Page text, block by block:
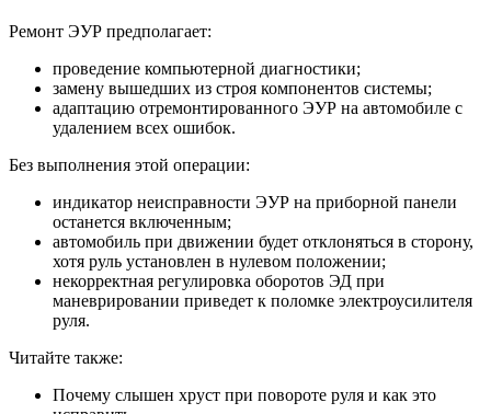
Ремонт ЭУР предполагает:
проведение компьютерной диагностики;
замену вышедших из строя компонентов системы;
адаптацию отремонтированного ЭУР на автомобиле с
удалением всех ошибок.
Без выполнения этой операции:
индикатор неисправности ЭУР на приборной панели
останется включенным;
автомобиль при движении будет отклоняться в сторону,
хотя руль установлен в нулевом положении;
некорректная регулировка оборотов ЭД при
маневрировании приведет к поломке электроусилителя
руля.
Читайте также:
Почему слышен хруст при повороте руля и как это